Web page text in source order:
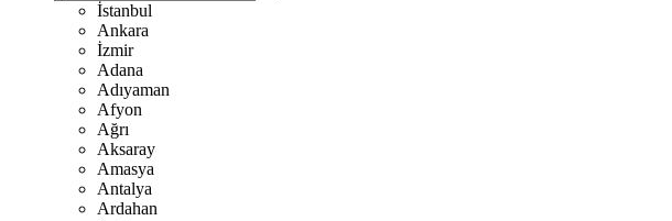
İstanbul
Ankara
İzmir
Adana
Adıyaman
Afyon
Ağrı
Aksaray
Amasya
Antalya
Ardahan